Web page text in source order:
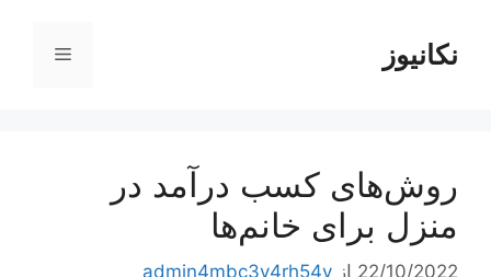
محتوانکانیوز فهرست
روش‌های کسب درآمد در
منزل برای خانم‌ها
22/10/2022 از admin4mbc3y4rh54y